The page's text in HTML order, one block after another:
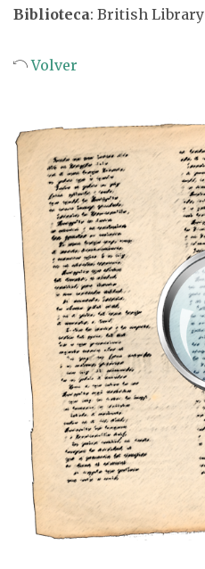
Biblioteca: British Library
Volver